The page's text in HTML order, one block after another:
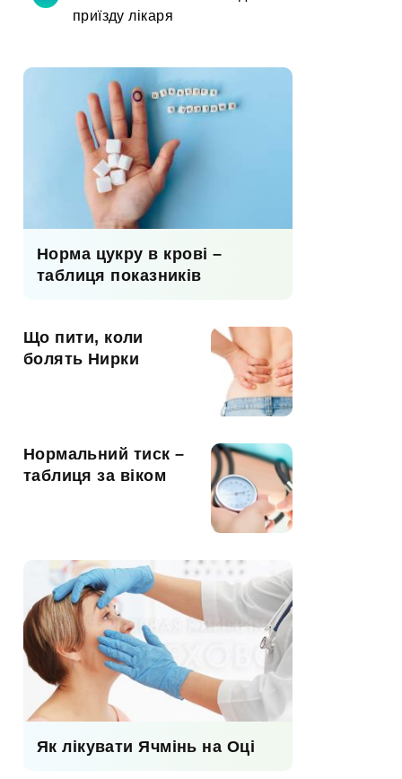
приїзду лікаря
Норма цукру в крові –
таблиця показників
Що пити, коли
болять Нирки
Нормальний тиск –
таблиця за віком
Як лікувати Ячмінь на Оці